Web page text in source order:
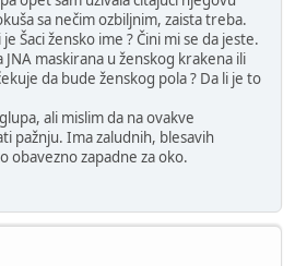
sa nečim ozbiljnim, zaista treba.
Šaci žensko ime ? Čini mi se da jeste.
maskirana u ženskog krakena ili
da bude ženskog pola ? Da li je to
ali mislim da na ovakve
pažnju. Ima zaludnih, blesavih
obavezno zapadne za oko.